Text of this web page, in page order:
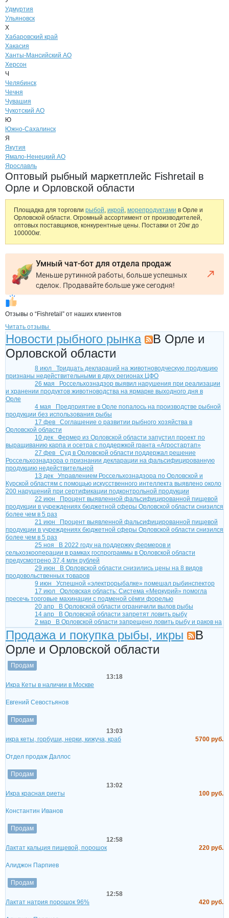
Удмуртия
Ульяновск
Х
Хабаровский край
Хакасия
Ханты-Мансийский АО
Херсон
Ч
Челябинск
Чечня
Чувашия
Чукотский АО
Ю
Южно-Сахалинск
Я
Якутия
Ямало-Ненецкий АО
Ярославль
Оптовый рыбный маркетплейс Fishretail в
Орле и Орловской области
Площадка для торговли рыбой, икрой, морепродуктами в Орле и
Орловской области. Огромный ассортимент от производителей,
оптовых поставщиков, конкурентные цены. Поставки от 20кг до
100000кг.
Умный чат-бот для отдела продаж
Меньше рутинной работы, больше успешных
сделок. Продавайте больше уже сегодня!
Отзывы о “Fishretail” от наших клиентов
Читать отзывы
Новости рыбного рынка
В Орле и
Орловской области
8 июл Тридцать деклараций на животноводческую продукцию
признаны недействительными в двух регионах ЦФО
26 мая Россельхознадзор выявил нарушения при реализации
и хранении продуктов животноводства на ярмарке выходного дня в
Орле
4 мая Предприятие в Орле попалось на производстве рыбной
продукции без использования рыбы
17 фев Соглашение о развитии рыбного хозяйства в
Орловской области
10 дек Фермер из Орловской области запустил проект по
выращиванию карпа и осетра с поддержкой гранта «Агростартап»
27 фев Суд в Орловской области поддержал решение
Россельхознадзора о признании декларации на фальсифицированную
продукцию недействительной
13 дек Управлением Россельхознадзора по Орловской и
Курской областям с помощью искусственного интеллекта выявлено около
200 нарушений при сертификации подконтрольной продукции
22 июн Процент выявленной фальсифицированной пищевой
продукции в учреждениях бюджетной сферы Орловской области снизился
более чем в 5 раз
21 июн Процент выявленной фальсифицированной пищевой
продукции в учреждениях бюджетной сферы Орловской области снизился
более чем в 5 раз
25 ноя В 2022 году на поддержку фермеров и
сельхозкооперации в рамках госпрограммы в Орловской области
предусмотрено 37,4 млн рублей
29 июн В Орловской области снизились цены на 8 видов
продовольственных товаров
9 июн Успешной «электрорыбалке» помешал рыбинспектор
17 июл Орловская область: Система «Меркурий» помогла
пресечь торговые махинации с подменой сёмги форелью
20 апр В Орловской области ограничили вылов рыбы
14 апр В Орловской области запретят ловить рыбу
2 мар В Орловской области запрещено ловить рыбу и раков на
зимовальных ямах
28 фев
Орловцам запретили ловить рыбу и раков
12 июл
В Орле три человека отравились вяленой рыбой и
тушенкой
18 мая
озеро Круглое
Орловская область: С 1 октября по 1 мая – запретный
период для вылова рыбы на зимовальных ямах
собственности на прудовую рыбу
Продажа и покупка рыбы, икры
В
Орле и Орловской области
Продам
13:18
Икра Кеты в наличии в Москве
Евгений Севостьянов
Продам
13:03
икра кеты, горбуши, нерки, кижуча, краб
5700 руб.
Отдел продаж Даллос
Продам
13:02
Икра красная риеты
100 руб.
Константин Иванов
Продам
12:58
Лактат кальция пищевой, порошок
220 руб.
Алиджон Парпиев
Продам
12:58
Лактат натрия порошок 96%
420 руб.